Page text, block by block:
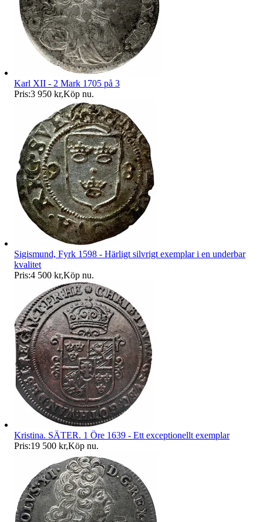
Karl XII - 2 Mark 1705 på 3
Pris:3 950 kr,Köp nu.
Sigismund, Fyrk 1598 - Härligt silvrigt exemplar i en underbar
kvalitet
Pris:4 500 kr,Köp nu.
Kristina. SÄTER. 1 Öre 1639 - Ett exceptionellt exemplar
Pris:19 500 kr,Köp nu.